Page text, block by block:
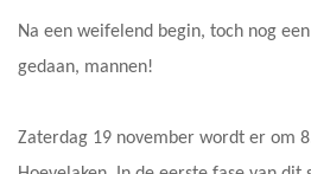
Na een weifelend begin, toch nog
gedaan, mannen!
Zaterdag 19 november wordt er om